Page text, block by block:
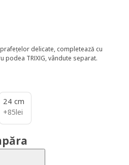
delicate, completează cu
podea TRIXIG, vândute separat.
24 cm
+85lei
85lei